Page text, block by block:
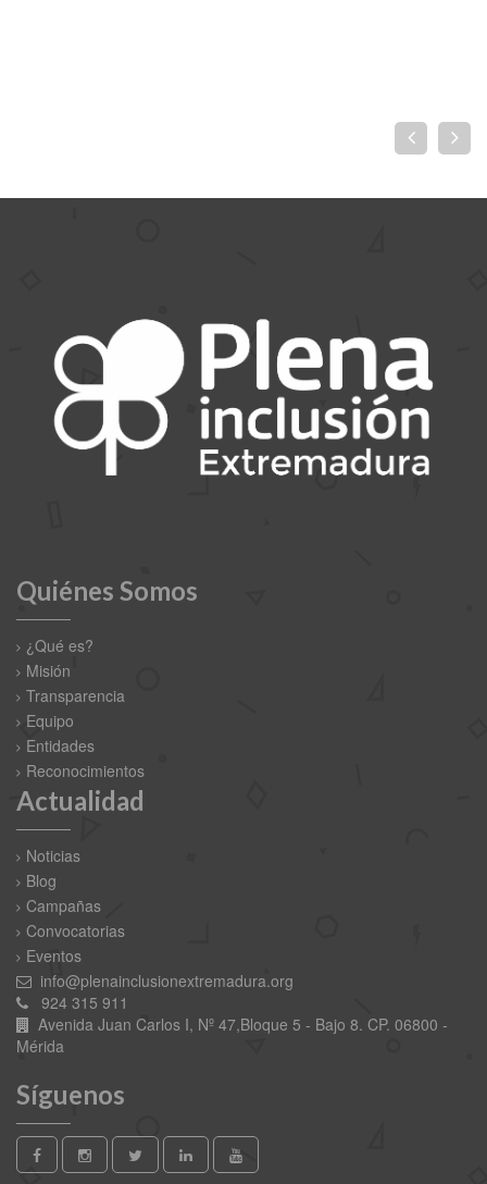
Quiénes Somos
¿Qué es?
Misión
Transparencia
Equipo
Entidades
Reconocimientos
Actualidad
Noticias
Blog
Campañas
Convocatorias
Eventos
info@plenainclusionextremadura.org
924 315 911
Avenida Juan Carlos I, Nº 47,Bloque 5 - Bajo 8. CP. 06800 -
Mérida
Síguenos